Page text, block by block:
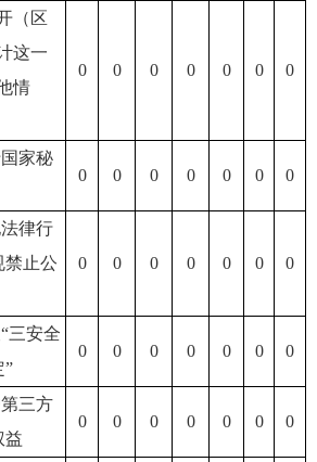
（区
这一
情
0 0 0 0 0 0 0
家秘
0 0 0 0 0 0 0
律行
禁止公
0 0 0 0 0 0 0
三安全
”
0 0 0 0 0 0 0
三方
益
0 0 0 0 0 0 0